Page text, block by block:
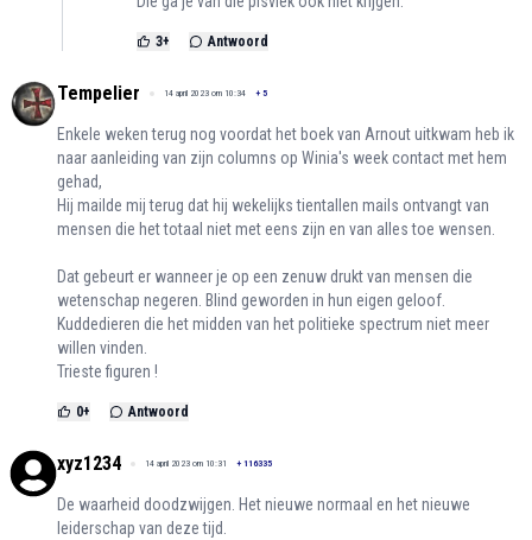
3+ Antwoord
Tempelier 14 april 2023 om 10:34 + 5
Enkele weken terug nog voordat het boek van Arnout uitkwam heb ik
naar aanleiding van zijn columns op Winia's week contact met hem
gehad,
Hij mailde mij terug dat hij wekelijks tientallen mails ontvangt van
mensen die het totaal niet met eens zijn en van alles toe wensen.
Dat gebeurt er wanneer je op een zenuw drukt van mensen die
wetenschap negeren. Blind geworden in hun eigen geloof.
Kuddedieren die het midden van het politieke spectrum niet meer
willen vinden.
Trieste figuren !
0+ Antwoord
xyz1234 14 april 2023 om 10:31 + 116335
De waarheid doodzwijgen. Het nieuwe normaal en het nieuwe
leiderschap van deze tijd.